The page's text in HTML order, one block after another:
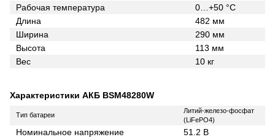
Рабочая температура
0…+50 °С
Длина
482 мм
Ширина
290 мм
Высота
113 мм
Вес
10 кг
Характеристики АКБ BSM48280W
Тип батареи
Литий-железо-фосфат
(LiFePO4)
Номинальное напряжение
51.2 В